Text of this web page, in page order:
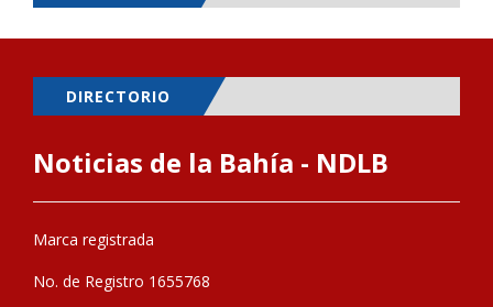
DIRECTORIO
Noticias de la Bahía - NDLB
Marca registrada
No. de Registro 1655768